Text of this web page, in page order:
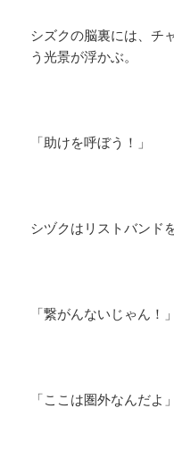
シズクの脳裏には、チ
う光景が浮かぶ。
「助けを呼ぼう！」
シヅクはリストバンド
「繋がんないじゃん！」
「ここは圏外なんだよ」